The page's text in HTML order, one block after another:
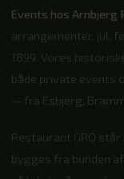
Events hos Arnbjerg
arrangementer, jul,
1899. Vores
både private events
— fra Esbjerg,
Restaurant GRO
bygges fra bunden